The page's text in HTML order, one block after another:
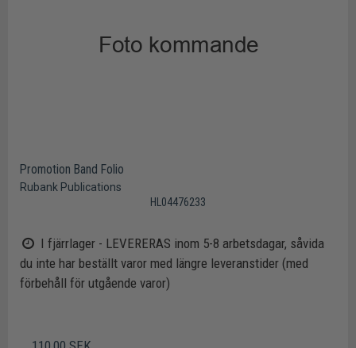
Promotion Band Folio
Rubank Publications
HL04476233
I fjärrlager - LEVERERAS inom 5-8 arbetsdagar, såvida
du inte har beställt varor med längre leveranstider (med
förbehåll för utgående varor)